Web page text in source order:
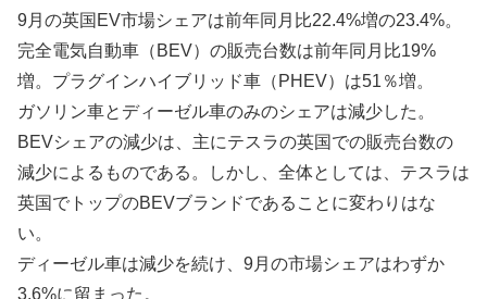
9月の英国EV市場シェアは前年同月比22.4%増の23.4%。
完全電気自動車（BEV）の販売台数は前年同月比19%
増。プラグインハイブリッド車（PHEV）は51％増。
ガソリン車とディーゼル車のみのシェアは減少した。
BEVシェアの減少は、主にテスラの英国での販売台数の
減少によるものである。しかし、全体としては、テスラは
英国でトップのBEVブランドであることに変わりはな
い。
ディーゼル車は減少を続け、9月の市場シェアはわずか
3.6%に留まった。